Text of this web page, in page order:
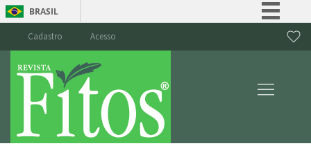
BRASIL
Canais
Cadastro Acesso